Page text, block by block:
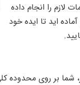
لازم را انجام داده
اید تا ایده خود
شما بر روی محدوده